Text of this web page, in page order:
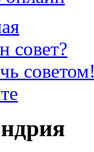
совет?
советом!